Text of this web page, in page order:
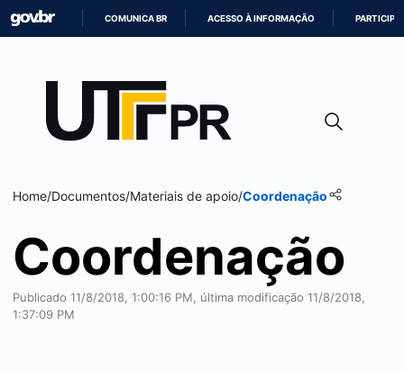
CONTEÚDO
COMUNICA BR ACESSO À INFORMAÇÃO PARTICIPE
Home/Documentos/Materiais de apoio/Coordenação
Coordenação
Publicado 11/8/2018, 1:00:16 PM, última modificação 11/8/2018,
1:37:09 PM